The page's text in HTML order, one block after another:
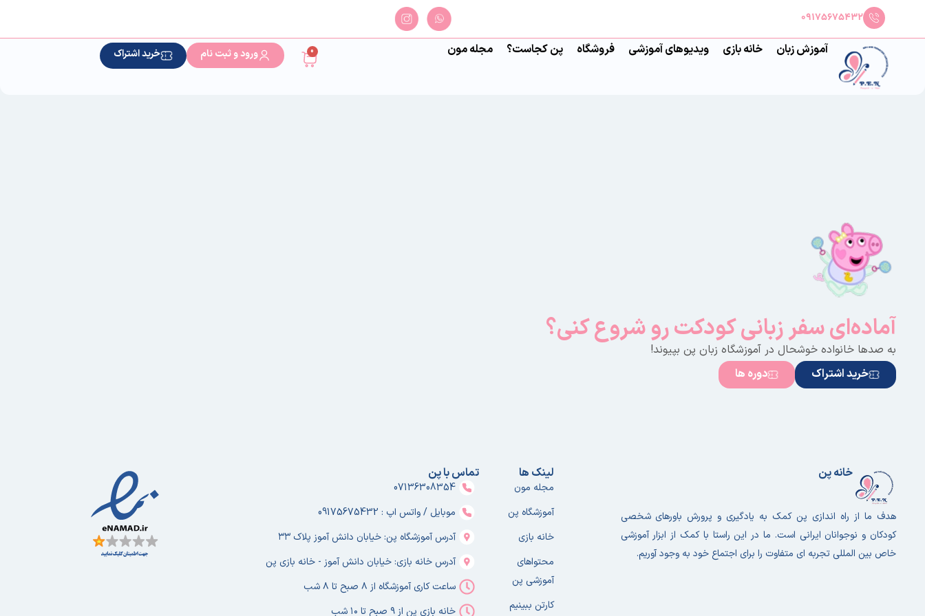
09175675432
آموزش زبان خانه بازی ویدیوهای آموزشی فروشگاه پن کجاست؟ مجله مون 0 ورود و ثبت نام خرید اشتراک
آماده‌ای سفر زبانی کودکت رو شروع کنی؟
به صدها خانواده خوشحال در آموزشگاه زبان پن بپیوند!
خرید اشتراک
دوره ها
خانه پن
هدف ما از راه اندازی پن کمک به یادگیری و پرورش باورهای شخصی
کودکان و نوجوانان ایرانی است. ما در این راستا با کمک از ابزار آموزشی
خاص بین المللی تجربه ای متفاوت را برای اجتماع خود به وجود آوریم.
لینک ها
مجله مون
آموزشگاه پن
خانه بازی
محتواهای
آموزشی پن
کارتن ببینیم
تماس با پن
07136308354
موبایل / واتس اپ : 09175675432
آدرس آموزشگاه پن: خیابان دانش آموز پلاک ۳۳
آدرس خانه بازی: خیابان دانش آموز - خانه بازی پن
ساعت کاری آموزشگاه از ۸ صبح تا ۸ شب
خانه بازی پن از ۹ صبح تا ۱۰ شب